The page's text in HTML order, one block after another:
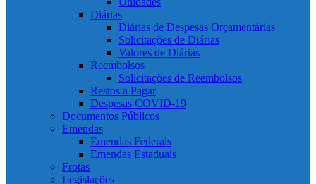
Diárias
Diárias de Despesas Orçamentárias
Solicitações de Diárias
Valores de Diárias
Reembolsos
Solicitações de Reembolsos
Restos a Pagar
Despesas COVID-19
Documentos Públicos
Emendas
Emendas Federais
Emendas Estaduais
Frotas
Legislações